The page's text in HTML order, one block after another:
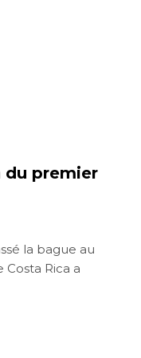
du premier
la bague au
Rica a